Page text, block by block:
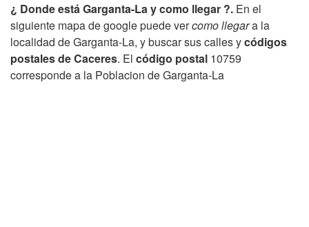
¿ Donde está Garganta-La y como llegar ?. En el
siguiente mapa de google puede vercomo llegara la
localidad de Garganta-La, y buscar sus calles ycódigos
postales de Caceres. El código postal 10759
corresponde a la Poblacion de Garganta-La